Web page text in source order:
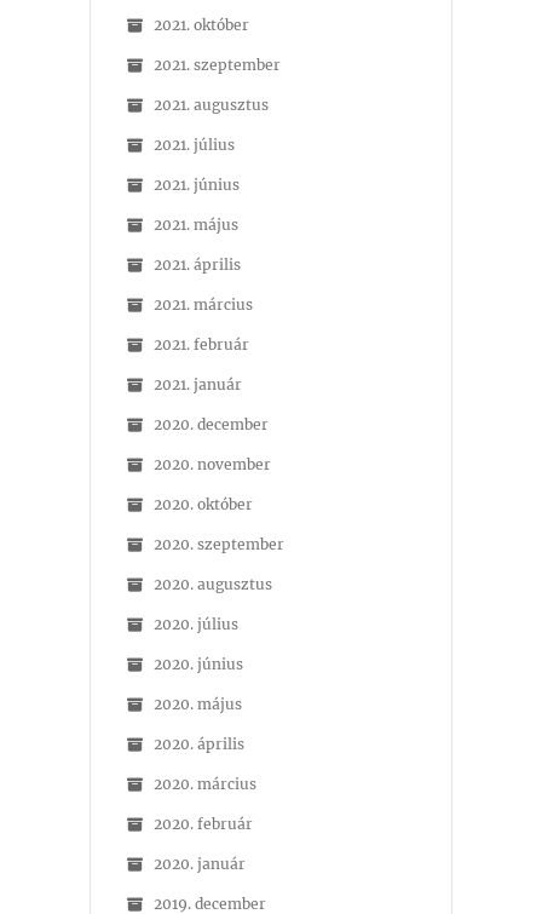
2021. október
2021. szeptember
2021. augusztus
2021. július
2021. június
2021. május
2021. április
2021. március
2021. február
2021. január
2020. december
2020. november
2020. október
2020. szeptember
2020. augusztus
2020. július
2020. június
2020. május
2020. április
2020. március
2020. február
2020. január
2019. december